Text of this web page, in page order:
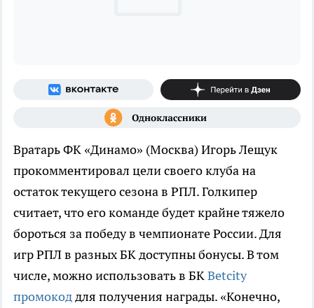
Вратарь ФК «Динамо» (Москва) Игорь Лещук
прокомментировал цели своего клуба на
остаток текущего сезона в РПЛ. Голкипер
считает, что его команде будет крайне тяжело
бороться за победу в чемпионате России. Для
игр РПЛ в разных БК доступны бонусы. В том
числе, можно использовать в БКBetcity
промокоддля получения награды. «Конечно,